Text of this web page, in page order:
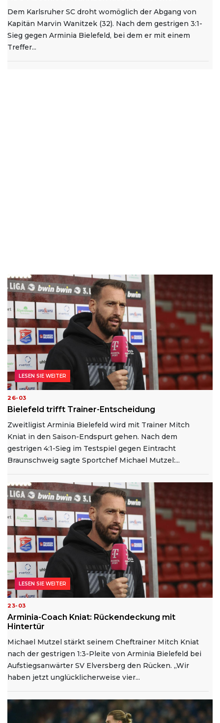
Dem Karlsruher SC droht womöglich der Abgang von
Kapitän Marvin Wanitzek (32). Nach dem gestrigen 3:1-
Sieg gegen Arminia Bielefeld, bei dem er mit einem
Treffer...
26-03
Bielefeld trifft Trainer-Entscheidung
Zweitligist Arminia Bielefeld wird mit Trainer Mitch
Kniat in den Saison-Endspurt gehen. Nach dem
gestrigen 4:1-Sieg im Testspiel gegen Eintracht
Braunschweig sagte Sportchef Michael Mutzel:...
LESEN SIE WEITER
23-03
Arminia-Coach Kniat: Rückendeckung mit
Hintertür
Michael Mutzel stärkt seinem Cheftrainer Mitch Kniat
nach der gestrigen 1:3-Pleite von Arminia Bielefeld bei
Aufstiegsanwärter SV Elversberg den Rücken. „Wir
haben jetzt unglücklicherweise vier...
LESEN SIE WEITER